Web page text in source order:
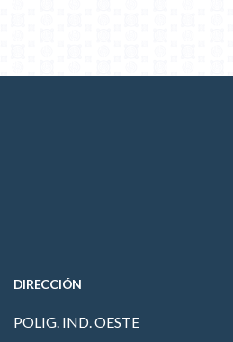
DIRECCIÓN
POLIG. IND. OESTE